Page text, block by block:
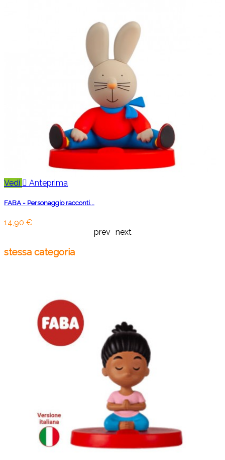
Vedi  Anteprima
FABA - Personaggio racconti...
14,90 €
prev next
stessa categoria